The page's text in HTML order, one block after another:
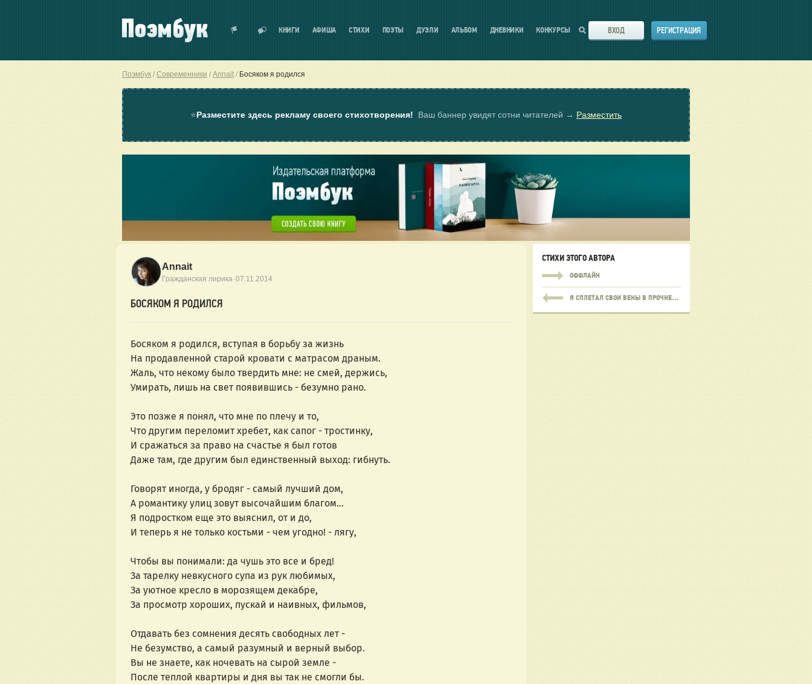
КНИГИ АФИША СТИХИ ПОЭТЫ ДУЭЛИ АЛЬБОМ ДНЕВНИКИ КОНКУРСЫ ВХОД РЕГИСТРАЦИЯ
Поэмбук Современники Annait Босяком я родился
⭐Разместите здесь рекламу своего стихотворения! Ваш баннер увидят сотни читателей → Разместить
Annait
Гражданская лирика·07.11.2014
БОСЯКОМ Я РОДИЛСЯ
Босяком я родился, вступая в борьбу за жизнь
На продавленной старой кровати с матрасом драным.
Жаль, что некому было твердить мне: не смей, держись,
Умирать, лишь на свет появившись - безумно рано.
Это позже я понял, что мне по плечу и то,
Что другим переломит хребет, как сапог - тростинку,
И сражаться за право на счастье я был готов
Даже там, где другим был единственный выход: гибнуть.
Говорят иногда, у бродяг - самый лучший дом,
А романтику улиц зовут высочайшим благом...
Я подростком еще это выяснил, от и до,
И теперь я не только костьми - чем угодно! - лягу,
Чтобы вы понимали: да чушь это все и бред!
За тарелку невкусного супа из рук любимых,
За уютное кресло в морозящем декабре,
За просмотр хороших, пускай и наивных, фильмов,
Отдавать без сомнения десять свободных лет -
Не безумство, а самый разумный и верный выбор.
Вы не знаете, как ночевать на сырой земле -
После теплой квартиры и дня вы так не смогли бы.
СТИХИ ЭТОГО АВТОРА
ОФФЛАЙН
Я СПЛЕТАЛ СВОИ ВЕНЫ В ПРОЧНЕЙШИЙ ЖГУТ...